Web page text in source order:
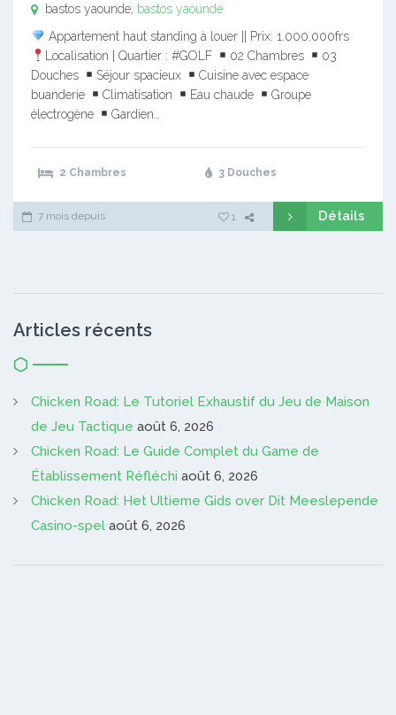
bastos yaounde, bastos yaounde
Appartement haut standing à louer || Prix: 1.000.000frs
Localisation | Quartier : #GOLF
02 Chambres
03
Douches
Séjour spacieux
Cuisine avec espace
buanderie
Climatisation Eau chaude
Groupe
électrogène
Gardien…
2 Chambres 3 Douches
7 mois depuis 1 Détails
Articles récents
Chicken Road: Le Tutoriel Exhaustif du Jeu de Maison
de Jeu Tactique août 6, 2026
Chicken Road: Le Guide Complet du Game de
Établissement Réfléchi août 6, 2026
Chicken Road: Het Ultieme Gids over Dit Meeslepende
Casino-spel août 6, 2026